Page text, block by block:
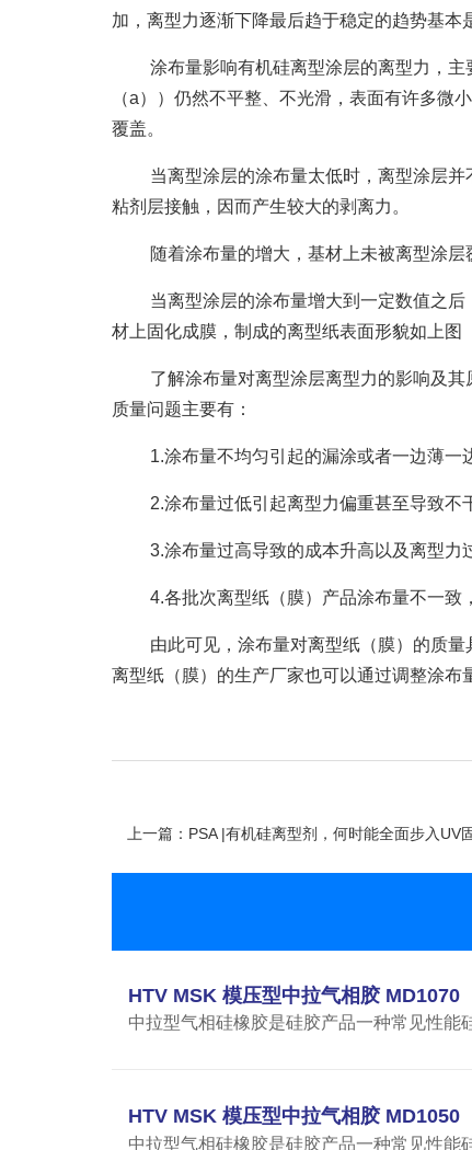
加，离型力逐渐下降最后趋于稳定的趋势基本
涂布量影响有机硅离型涂层的离型力，
（a））仍然不平整、不光滑，表面有许多微
覆盖。
当离型涂层的涂布量太低时，离型涂层
粘剂层接触，因而产生较大的剥离力。
随着涂布量的增大，基材上未被离型涂
当离型涂层的涂布量增大到一定数值之
材上固化成膜，制成的离型纸表面形貌如上图
了解涂布量对离型涂层离型力的影响及
质量问题主要有：
1.涂布量不均匀引起的漏涂或者一边薄一
2.涂布量过低引起离型力偏重甚至导致不
3.涂布量过高导致的成本升高以及离型力
4.各批次离型纸（膜）产品涂布量不一致
由此可见，涂布量对离型纸（膜）的质
离型纸（膜）的生产厂家也可以通过调整涂布
上一篇：PSA |有机硅离型剂，何时能全面步入UV
HTV MSK 模压型中拉气相胶 MD1070
中拉型气相硅橡胶是硅胶产品一种常见性能
HTV MSK 模压型中拉气相胶 MD1050
中拉型气相硅橡胶是硅胶产品一种常见性能